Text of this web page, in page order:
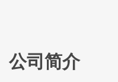
公司简介